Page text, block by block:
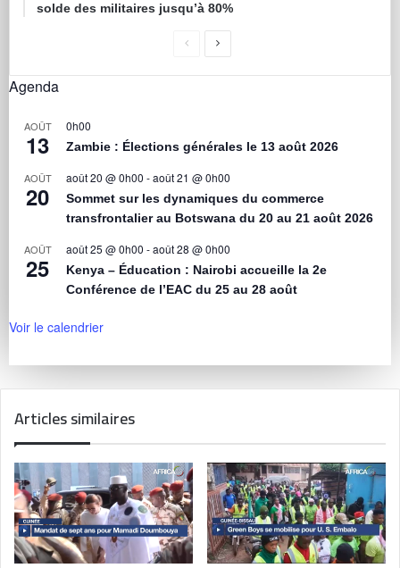
solde des militaires jusqu’à 80%
Agenda
AOÛT
13
0h00
Zambie : Élections générales le 13 août 2026
AOÛT
20
août 20 @ 0h00 -août 21 @ 0h00
Sommet sur les dynamiques du commerce
transfrontalier au Botswana du 20 au 21 août 2026
AOÛT
25
août 25 @ 0h00 -août 28 @ 0h00
Kenya – Éducation : Nairobi accueille la 2e
Conférence de l’EAC du 25 au 28 août
Voir le calendrier
Articles similaires